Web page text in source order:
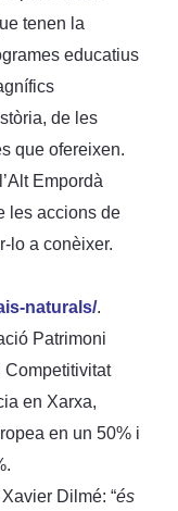
tenen la
educatius
de les
que ofereixen.
Empordà
les accions de
lo a conèixer.
naturals/.
Patrimoni
Competitivitat
en Xarxa,
en un 50% i
Dilmé: “és